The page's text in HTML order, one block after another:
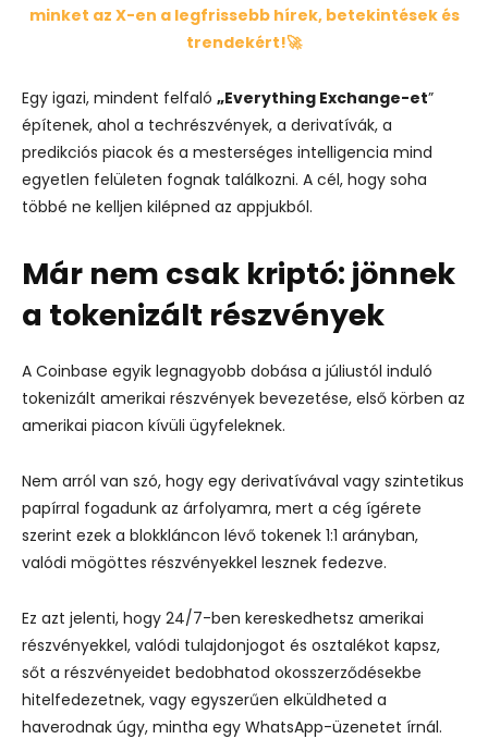
minket az X-en a legfrissebb hírek, betekintések és
trendekért!🚀
Egy igazi, mindent felfaló „Everything Exchange-et”
építenek, ahol a techrészvények, a derivatívák, a
predikciós piacok és a mesterséges intelligencia mind
egyetlen felületen fognak találkozni. A cél, hogy soha
többé ne kelljen kilépned az appjukból.
Már nem csak kriptó: jönnek
a tokenizált részvények
A Coinbase egyik legnagyobb dobása a júliustól induló
tokenizált amerikai részvények bevezetése, első körben az
amerikai piacon kívüli ügyfeleknek.
Nem arról van szó, hogy egy derivatívával vagy szintetikus
papírral fogadunk az árfolyamra, mert a cég ígérete
szerint ezek a blokkláncon lévő tokenek 1:1 arányban,
valódi mögöttes részvényekkel lesznek fedezve.
Ez azt jelenti, hogy 24/7-ben kereskedhetsz amerikai
részvényekkel, valódi tulajdonjogot és osztalékot kapsz,
sőt a részvényeidet bedobhatod okosszerződésekbe
hitelfedezetnek, vagy egyszerűen elküldheted a
haverodnak úgy, mintha egy WhatsApp-üzenetet írnál.